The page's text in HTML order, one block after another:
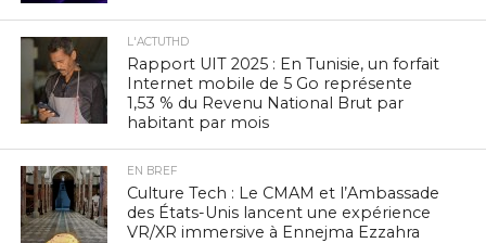
L'ACTUTHD
Rapport UIT 2025 : En Tunisie, un forfait
Internet mobile de 5 Go représente
1,53 % du Revenu National Brut par
habitant par mois
EN BREF
Culture Tech : Le CMAM et l’Ambassade
des États-Unis lancent une expérience
VR/XR immersive à Ennejma Ezzahra